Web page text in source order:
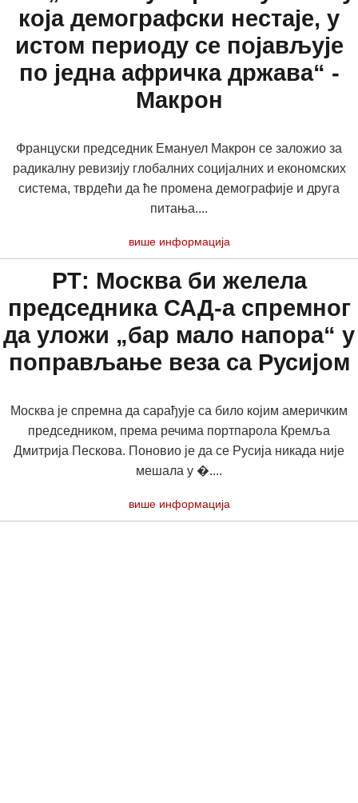
која демографски нестаје, у
истом периоду се појављује
по једна афричка држава“ -
Макрон
Француски председник Емануел Макрон се заложио за
радикалну ревизију глобалних социјалних и економских
система, тврдећи да ће промена демографије и друга
питања....
више информација
РТ: Москва би желела
председника САД-а спремног
да уложи „бар мало напора“ у
поправљање веза са Русијом
Москва је спремна да сарађује са било којим америчким
председником, према речима портпарола Кремља
Дмитрија Пескова. Поновио је да се Русија никада није
мешала у �....
више информација